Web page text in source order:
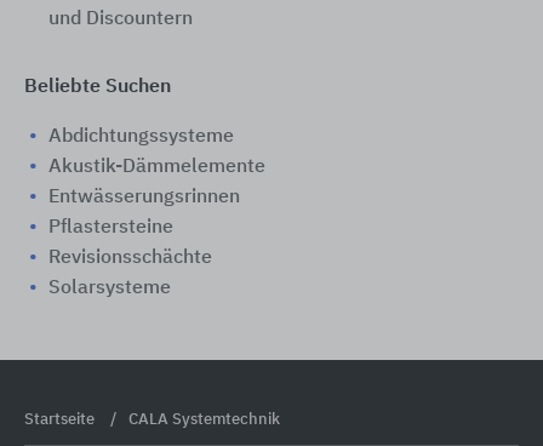
und Discountern
Beliebte Suchen
Abdichtungssysteme
Akustik-Dämmelemente
Entwässerungsrinnen
Pflastersteine
Revisionsschächte
Solarsysteme
Startseite CALA Systemtechnik